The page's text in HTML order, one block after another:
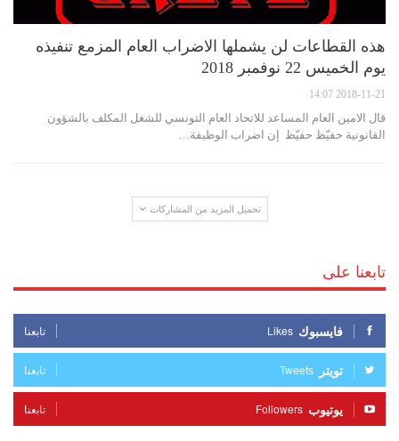
هذه القطاعات لن يشملها الاضراب العام المزمع تنفيذه
يوم الخميس 22 نوفمبر 2018
2018-11-21 14:07
قال الامين العام المساعد للاتحاد العام التونسي للشغل المكلف بالشؤون
القانونية حفيّظ حفيّظ إن اضراب الوظيفة…
تحميل المزيد من المشاركات
تابعنا على
فايسبوك Likes تابعنا
تويتر Tweets تابعنا
يوتيوب Followers تابعنا